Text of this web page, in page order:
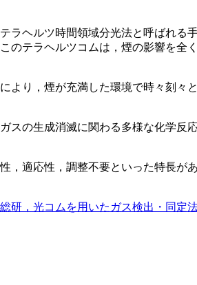
ヘルツ時間領域分光法と呼ばれる
のテラヘルツコムは，煙の影響を全
より，煙が充満した環境で時々刻々
スの生成消滅に関わる多様な化学反
，適応性，調整不要といった特長が
研，光コムを用いたガス検出・同定